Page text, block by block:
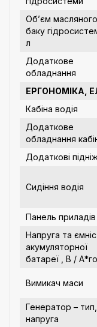
Об’єм масляного
баку
л
Додаткове
обладнання
ЕРГОНОМІКА,
Кабіна водія
Додаткове
обладнання
Додаткові
Сидіння водія
Панель приладів
Напруга та
акумуляторної
батареї , В /
Вимикач маси
Генератор – тип,
напруга